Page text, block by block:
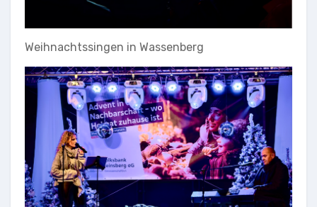
Weihnachtssingen in Wassenberg